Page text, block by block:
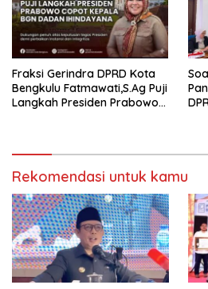
Fraksi Gerindra DPRD Kota
Bengkulu Fatmawati,S.Ag Puji
Langkah Presiden Prabowo
Rekomendasi untuk kamu